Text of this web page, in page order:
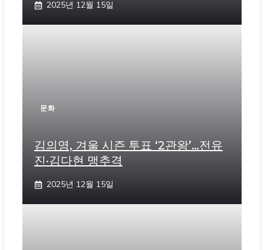
2025년 12월 15일
문화
김의영, 겨울 시즌 투표 ‘2관왕’…전유
진·김다현 맹추격
2025년 12월 15일